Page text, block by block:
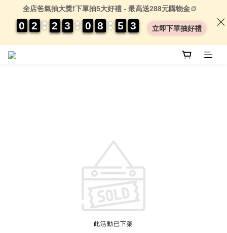
此活動已下架
全店爸氣抽大獎❗下單抽5大好禮 - 最高送288元購物金🪙
DAYS
0
0
0
0 2
2
2
2
HRS
2
2
2
2 3
3
3
3
MIN
0
0
0
0 8
8
8
8
SEC
5
5
5
5 0
0
3
3
3
3 立即下單抽好禮